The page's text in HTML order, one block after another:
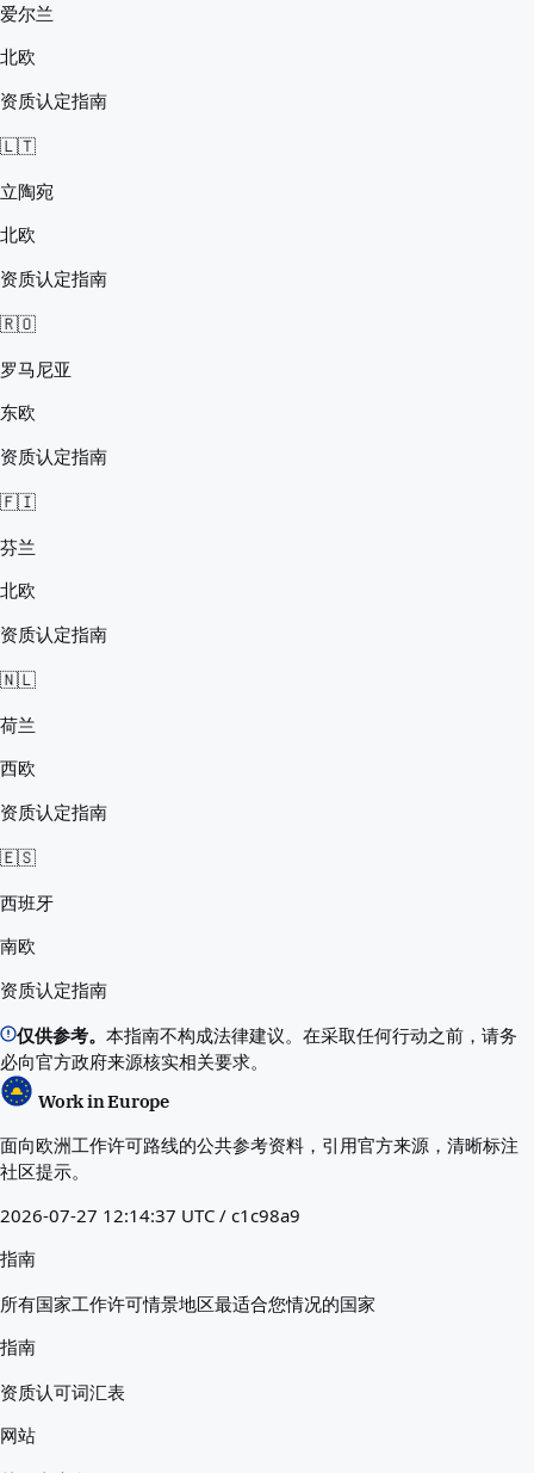
爱尔兰
北欧
资质认定指南
🇱🇹
立陶宛
北欧
资质认定指南
🇷🇴
罗马尼亚
东欧
资质认定指南
🇫🇮
芬兰
北欧
资质认定指南
🇳🇱
荷兰
西欧
资质认定指南
🇪🇸
西班牙
南欧
资质认定指南
仅供参考。 本指南不构成法律建议。在采取任何行动之前，请务
必向官方政府来源核实相关要求。
Work in Europe
面向欧洲工作许可路线的公共参考资料，引用官方来源，清晰标注
社区提示。
2026-07-27 12:14:37 UTC / c1c98a9
指南
所有国家工作许可情景地区最适合您情况的国家
指南
资质认可词汇表
网站